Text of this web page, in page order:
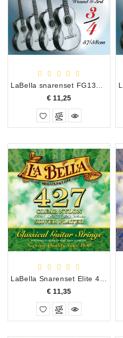
LaBella snarenset FG134 voor 3/4 gitaar
€ 11,25Prijs
LaBella Snarenset Elite 427
€ 11,35Prijs